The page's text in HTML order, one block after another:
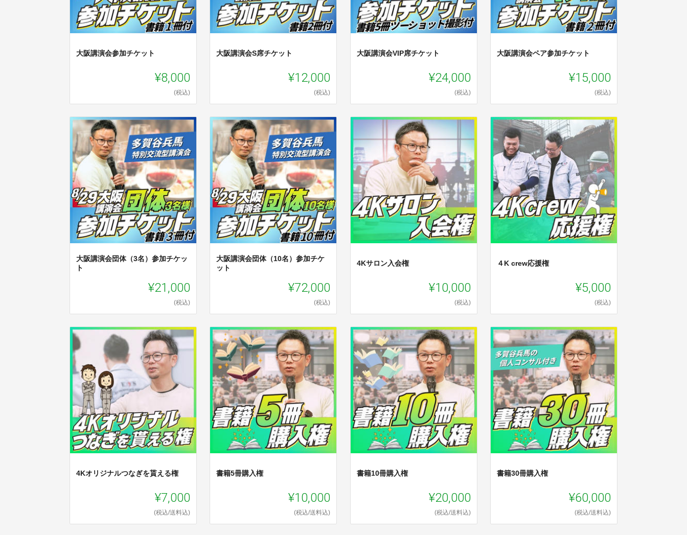
大阪講演会参加チケット
¥8,000
(税込)
大阪講演会S席チケット
¥12,000
(税込)
大阪講演会VIP席チケット
¥24,000
(税込)
大阪講演会ペア参加チケット
¥15,000
(税込)
大阪講演会団体（3名）参加チケッ
ト
¥21,000
(税込)
大阪講演会団体（10名）参加チケ
ット
¥72,000
(税込)
4Kサロン入会権
¥10,000
(税込)
４K crew応援権
¥5,000
(税込)
4Kオリジナルつなぎを貰える権
¥7,000
(税込/送料込)
書籍5冊購入権
¥10,000
(税込/送料込)
書籍10冊購入権
¥20,000
(税込/送料込)
書籍30冊購入権
¥60,000
(税込/送料込)